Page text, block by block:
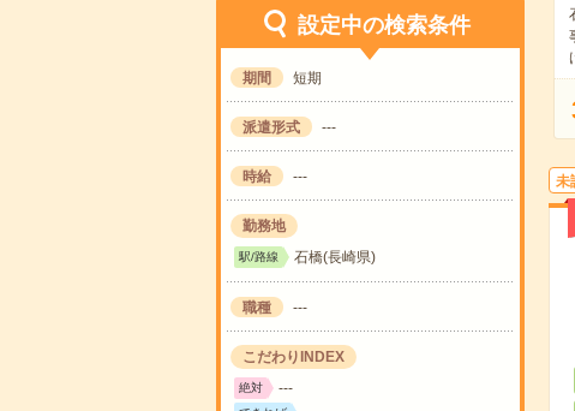
設定中の検索条件
期間 短期
派遣形式 ---
時給 ---
勤務地
駅/路線 石橋(長崎県)
職種 ---
こだわりINDEX
絶対 ---
未